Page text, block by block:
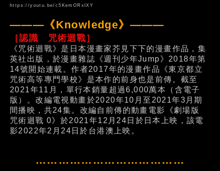
https://youtu.be/c5KemORxlXY
———《Knowledge》———
［認識 咒術迴戰］
《咒術迴戰》是日本漫畫家芥見下下的漫畫作品，集
英社出版，於漫畫雜誌《週刊少年Jump》2018年第
14號開始連載。作者2017年的漫畫作品《東京都立
咒術高等專門學校》是本作的前身也是前傳。截至
2021年11月，單行本銷量超過6,000萬本（含電子
版）。改編電視動畫於2020年10月至2021年3月期
間播映，共24集。改編自前傳的動畫電影《劇場版
咒術迴戰 0》於2021年12月24日於日本上映，該電
影2022年2月24日於台港澳上映。
…………………………………